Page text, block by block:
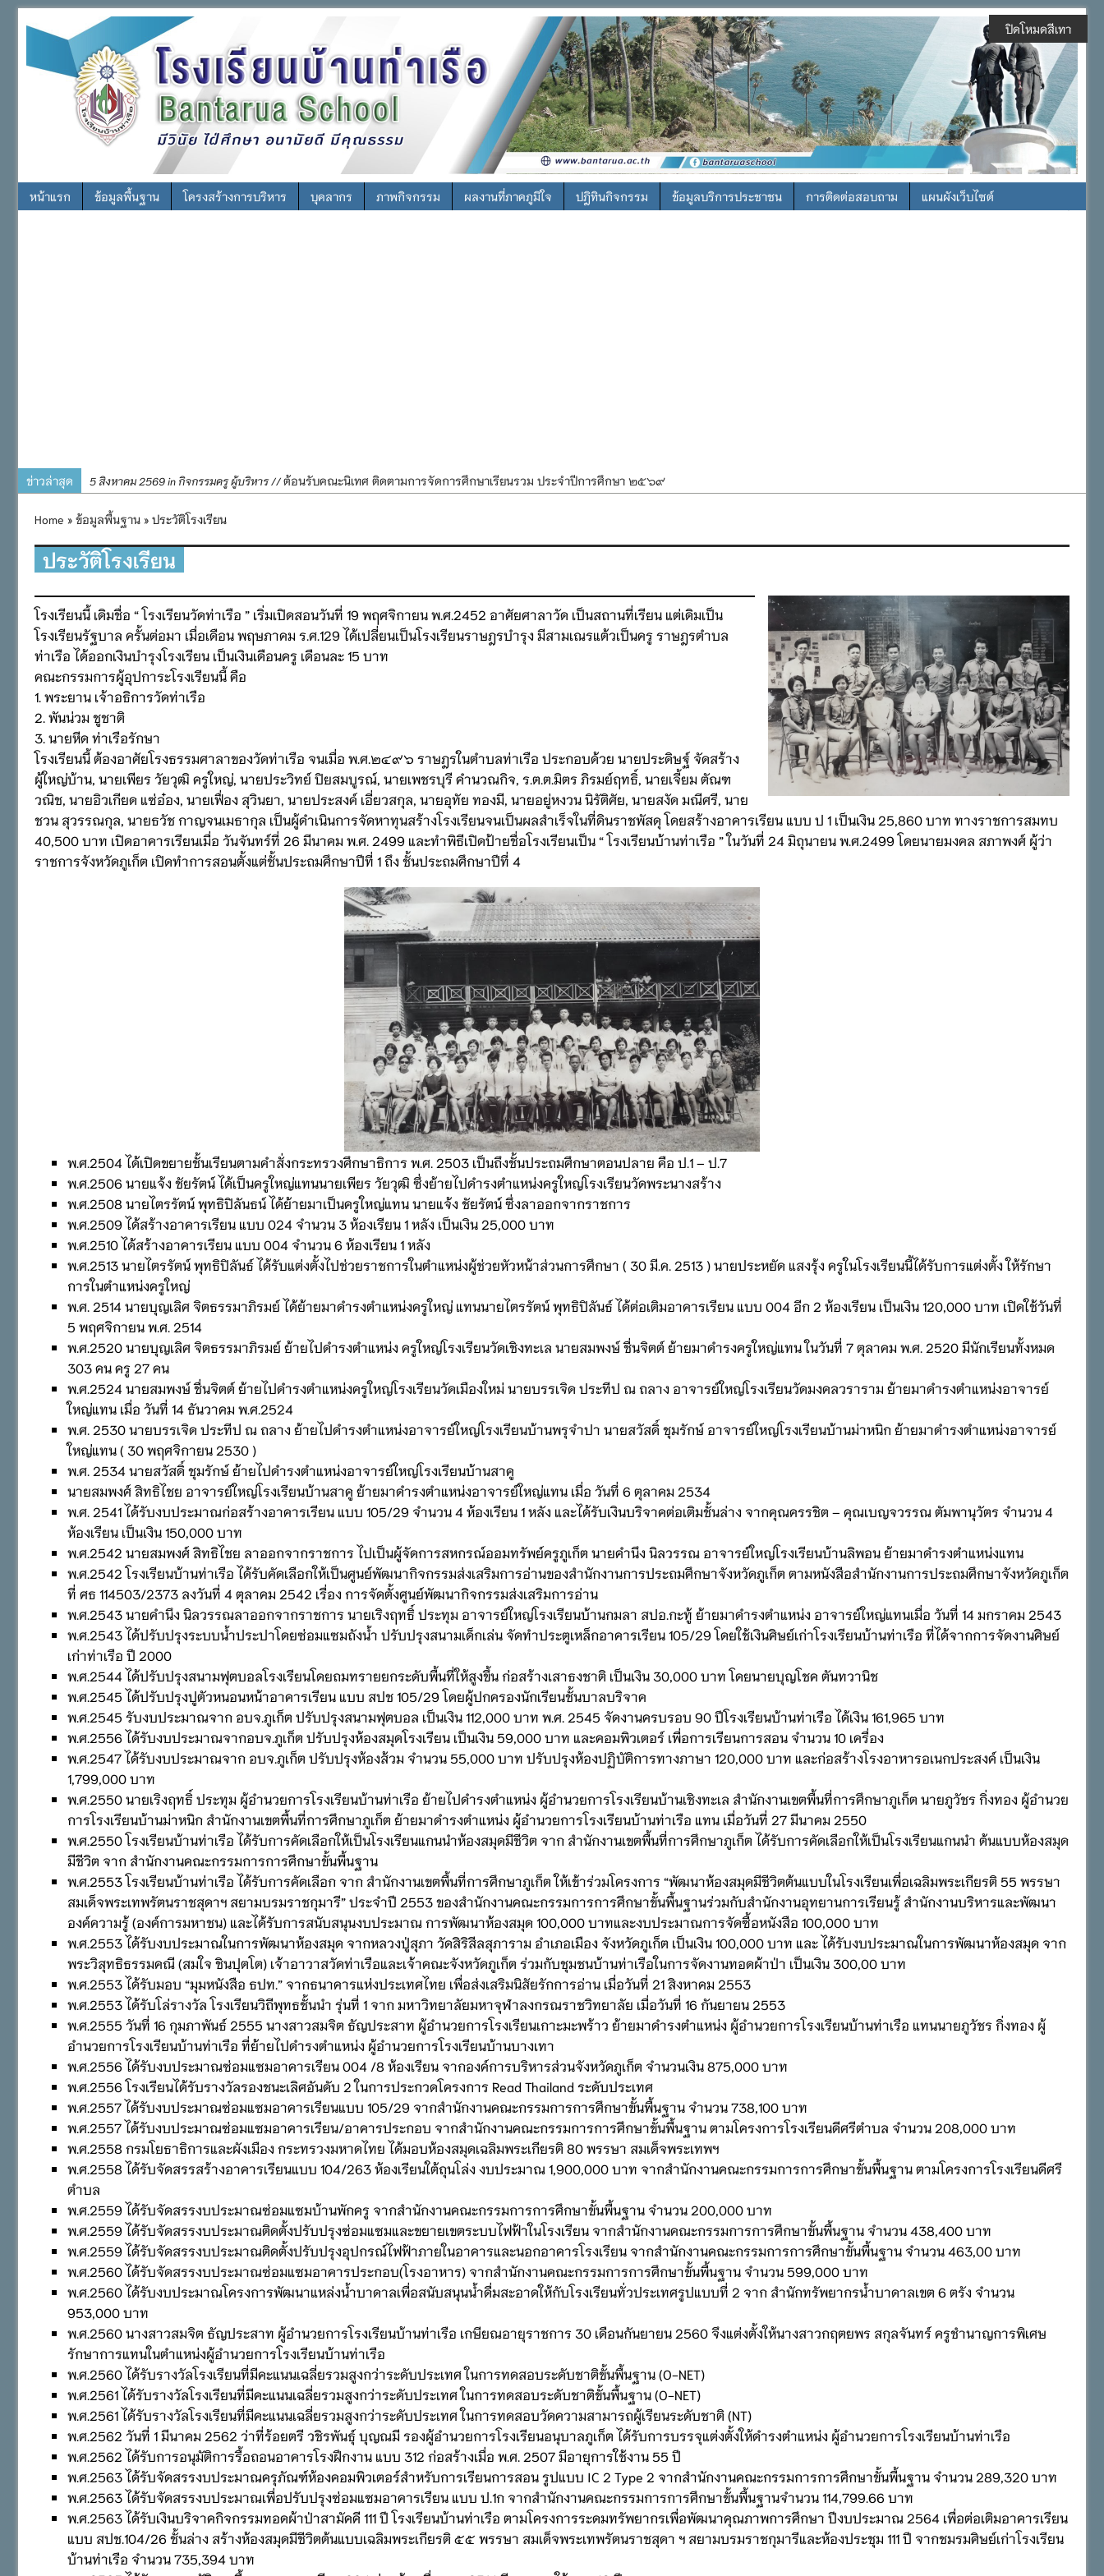
หน้าแรก ข้อมูลพื้นฐาน โครงสร้างการบริหาร บุคลากร ภาพกิจกรรม ผลงานที่ภาคภูมิใจ ปฎิทินกิจกรรม ข้อมูลบริการประชาชน การติดต่อสอบถาม แผนผังเว็บไซต์
ข่าวล่าสุด 5 สิงหาคม 2569 in กิจกรรมครู ผู้บริหาร //ต้อนรับคณะนิเทศ ติดตามการจัดการศึกษาเรียนรวม ประจำปีการศึกษา ๒๕๖๙
31 กรกฎาคม 2569 in กิจกรรมครู ผู้บริหาร //
๒๕๖๙
31 กรกฎาคม 2569 in กิจกรรมนักเรียน // กิจกรรม SAFETY FOR KIDS เสริมสร้างวินัยและความปลอดภัยในการใช้รถใช้ถนน
Home » ข้อมูลพื้นฐาน » ประวัติโรงเรียน
ประวัติโรงเรียน
โรงเรียนนี้ เดิมชื่อ “ โรงเรียนวัดท่าเรือ ” เริ่มเปิดสอนวันที่ 19 พฤศจิกายน พ.ศ.2452 อาศัยศาลาวัด เป็นสถานที่เรียน แต่เดิมเป็น
โรงเรียนรัฐบาล ครั้นต่อมา เมื่อเดือน พฤษภาคม ร.ศ.129 ได้เปลี่ยนเป็นโรงเรียนราษฎรบำรุง มีสามเณรแต้วเป็นครู ราษฎรตำบล
ท่าเรือ ได้ออกเงินบำรุงโรงเรียน เป็นเงินเดือนครู เดือนละ 15 บาท
คณะกรรมการผู้อุปการะโรงเรียนนี้ คือ
1. พระยาน เจ้าอธิการวัดท่าเรือ
2. พันน่วม ชูชาติ
3. นายหีด ท่าเรือรักษา
โรงเรียนนี้ ต้องอาศัยโรงธรรมศาลาของวัดท่าเรือ จนเมื่อ พ.ศ.๒๔๙๖ ราษฎรในตำบลท่าเรือ ประกอบด้วย นายประดิษฐ์ จัดสร้าง
ผู้ใหญ่บ้าน, นายเพียร วัยวุฒิ ครูใหญ่, นายประวิทย์ ปิยสมบูรณ์, นายเพชรบุรี คำนวณกิจ, ร.ต.ต.มิตร ภิรมย์ฤทธิ์, นายเจี้ยม ตัณฑ
วณิช, นายอิวเกียด แซ่อ๋อง, นายเฟื่อง สุวินยา, นายประสงค์ เอี่ยวสกุล, นายอุทัย ทองมี, นายอยู่หงวน นิรัติศัย, นายสงัด มณีศรี, นาย
ชวน สุวรรณกุล, นายธวัช กาญจนเมธากุล เป็นผู้ดำเนินการจัดหาทุนสร้างโรงเรียนจนเป็นผลสำเร็จในที่ดินราชพัสดุ โดยสร้างอาคารเรียน แบบ ป 1 เป็นเงิน 25,860 บาท ทางราชการสมทบ
40,500 บาท เปิดอาคารเรียนเมื่อ วันจันทร์ที่ 26 มีนาคม พ.ศ. 2499 และทำพิธีเปิดป้ายชื่อโรงเรียนเป็น “ โรงเรียนบ้านท่าเรือ ” ในวันที่ 24 มิถุนายน พ.ศ.2499 โดยนายมงคล สภาพงศ์ ผู้ว่า
ราชการจังหวัดภูเก็ต เปิดทำการสอนตั้งแต่ชั้นประถมศึกษาปีที่ 1 ถึง ชั้นประถมศึกษาปีที่ 4
พ.ศ.2504 ได้เปิดขยายชั้นเรียนตามคำสั่งกระทรวงศึกษาธิการ พ.ศ. 2503 เป็นถึงชั้นประถมศึกษาตอนปลาย คือ ป.1 – ป.7
พ.ศ.2506 นายแจ้ง ชัยรัตน์ ได้เป็นครูใหญ่แทนนายเพียร วัยวุฒิ ซึ่งย้ายไปดำรงตำแหน่งครูใหญ่โรงเรียนวัดพระนางสร้าง
พ.ศ.2508 นายไตรรัตน์ พุทธิปิลันธน์ ได้ย้ายมาเป็นครูใหญ่แทน นายแจ้ง ชัยรัตน์ ซึ่งลาออกจากราชการ
พ.ศ.2509 ได้สร้างอาคารเรียน แบบ 024 จำนวน 3 ห้องเรียน 1 หลัง เป็นเงิน 25,000 บาท
พ.ศ.2510 ได้สร้างอาคารเรียน แบบ 004 จำนวน 6 ห้องเรียน 1 หลัง
พ.ศ.2513 นายไตรรัตน์ พุทธิปิลันธ์ ได้รับแต่งตั้งไปช่วยราชการในตำแหน่งผู้ช่วยหัวหน้าส่วนการศึกษา ( 30 มี.ค. 2513 ) นายประหยัด แสงรุ้ง ครูในโรงเรียนนี้ได้รับการแต่งตั้ง ให้รักษา
การในตำแหน่งครูใหญ่
พ.ศ. 2514 นายบุญเลิศ จิตธรรมาภิรมย์ ได้ย้ายมาดำรงตำแหน่งครูใหญ่ แทนนายไตรรัตน์ พุทธิปิลันธ์ ได้ต่อเติมอาคารเรียน แบบ 004 อีก 2 ห้องเรียน เป็นเงิน 120,000 บาท เปิดใช้วันที่
5 พฤศจิกายน พ.ศ. 2514
พ.ศ.2520 นายบุญเลิศ จิตธรรมาภิรมย์ ย้ายไปดำรงตำแหน่ง ครูใหญ่โรงเรียนวัดเชิงทะเล นายสมพงษ์ ชื่นจิตต์ ย้ายมาดำรงครูใหญ่แทน ในวันที่ 7 ตุลาคม พ.ศ. 2520 มีนักเรียนทั้งหมด
303 คน ครู 27 คน
พ.ศ.2524 นายสมพงษ์ ชื่นจิตต์ ย้ายไปดำรงตำแหน่งครูใหญ่โรงเรียนวัดเมืองใหม่ นายบรรเจิด ประทีป ณ ถลาง อาจารย์ใหญ่โรงเรียนวัดมงคลวราราม ย้ายมาดำรงตำแหน่งอาจารย์
ใหญ่แทน เมื่อ วันที่ 14 ธันวาคม พ.ศ.2524
พ.ศ. 2530 นายบรรเจิด ประทีป ณ ถลาง ย้ายไปดำรงตำแหน่งอาจารย์ใหญ่โรงเรียนบ้านพรุจำปา นายสวัสดิ์ ชุมรักษ์ อาจารย์ใหญ่โรงเรียนบ้านม่าหนิก ย้ายมาดำรงตำแหน่งอาจารย์
ใหญ่แทน ( 30 พฤศจิกายน 2530 )
พ.ศ. 2534 นายสวัสดิ์ ชุมรักษ์ ย้ายไปดำรงตำแหน่งอาจารย์ใหญ่โรงเรียนบ้านสาคู
นายสมพงศ์ สิทธิไชย อาจารย์ใหญ่โรงเรียนบ้านสาคู ย้ายมาดำรงตำแหน่งอาจารย์ใหญ่แทน เมื่อ วันที่ 6 ตุลาคม 2534
พ.ศ. 2541 ได้รับงบประมาณก่อสร้างอาคารเรียน แบบ 105/29 จำนวน 4 ห้องเรียน 1 หลัง และได้รับเงินบริจาคต่อเติมชั้นล่าง จากคุณครรชิต – คุณเบญจวรรณ ตัมพานุวัตร จำนวน 4
ห้องเรียน เป็นเงิน 150,000 บาท
พ.ศ.2542 นายสมพงศ์ สิทธิไชย ลาออกจากราชการ ไปเป็นผู้จัดการสหกรณ์ออมทรัพย์ครูภูเก็ต นายคำนึง นิลวรรณ อาจารย์ใหญ่โรงเรียนบ้านลิพอน ย้ายมาดำรงตำแหน่งแทน
พ.ศ.2542 โรงเรียนบ้านท่าเรือ ได้รับคัดเลือกให้เป็นศูนย์พัฒนากิจกรรมส่งเสริมการอ่านของสำนักงานการประถมศึกษาจังหวัดภูเก็ต ตามหนังสือสำนักงานการประถมศึกษาจังหวัดภูเก็ต
ที่ ศธ 114503/2373 ลงวันที่ 4 ตุลาคม 2542 เรื่อง การจัดตั้งศูนย์พัฒนากิจกรรมส่งเสริมการอ่าน
พ.ศ.2543 นายคำนึง นิลวรรณลาออกจากราชการ นายเริงฤทธิ์ ประทุม อาจารย์ใหญ่โรงเรียนบ้านกมลา สปอ.กะทู้ ย้ายมาดำรงตำแหน่ง อาจารย์ใหญ่แทนเมื่อ วันที่ 14 มกราคม 2543
พ.ศ.2543 ได้ปรับปรุงระบบน้ำประปาโดยซ่อมแซมถังน้ำ ปรับปรุงสนามเด็กเล่น จัดทำประตูเหล็กอาคารเรียน 105/29 โดยใช้เงินศิษย์เก่าโรงเรียนบ้านท่าเรือ ที่ได้จากการจัดงานศิษย์
เก่าท่าเรือ ปี 2000
พ.ศ.2544 ได้ปรับปรุงสนามฟุตบอลโรงเรียนโดยถมทรายยกระดับพื้นที่ให้สูงขึ้น ก่อสร้างเสาธงชาติ เป็นเงิน 30,000 บาท โดยนายบุญโชค ตันทวานิช
พ.ศ.2545 ได้ปรับปรุงปูตัวหนอนหน้าอาคารเรียน แบบ สปช 105/29 โดยผู้ปกครองนักเรียนชั้นบาลบริจาค
พ.ศ.2545 รับงบประมาณจาก อบจ.ภูเก็ต ปรับปรุงสนามฟุตบอล เป็นเงิน 112,000 บาท พ.ศ. 2545 จัดงานครบรอบ 90 ปีโรงเรียนบ้านท่าเรือ ได้เงิน 161,965 บาท
พ.ศ.2556 ได้รับงบประมาณจากอบจ.ภูเก็ต ปรับปรุงห้องสมุดโรงเรียน เป็นเงิน 59,000 บาท และคอมพิวเตอร์ เพื่อการเรียนการสอน จำนวน 10 เครื่อง
พ.ศ.2547 ได้รับงบประมาณจาก อบจ.ภูเก็ต ปรับปรุงห้องส้วม จำนวน 55,000 บาท ปรับปรุงห้องปฏิบัติการทางภาษา 120,000 บาท และก่อสร้างโรงอาหารอเนกประสงค์ เป็นเงิน
1,799,000 บาท
พ.ศ.2550 นายเริงฤทธิ์ ประทุม ผู้อำนวยการโรงเรียนบ้านท่าเรือ ย้ายไปดำรงตำแหน่ง ผู้อำนวยการโรงเรียนบ้านเชิงทะเล สำนักงานเขตพื้นที่การศึกษาภูเก็ต นายภูวัชร กิ่งทอง ผู้อำนวย
การโรงเรียนบ้านม่าหนิก สำนักงานเขตพื้นที่การศึกษาภูเก็ต ย้ายมาดำรงตำแหน่ง ผู้อำนวยการโรงเรียนบ้านท่าเรือ แทน เมื่อวันที่ 27 มีนาคม 2550
พ.ศ.2550 โรงเรียนบ้านท่าเรือ ได้รับการคัดเลือกให้เป็นโรงเรียนแกนนำห้องสมุดมีชีวิต จาก สำนักงานเขตพื้นที่การศึกษาภูเก็ต ได้รับการคัดเลือกให้เป็นโรงเรียนแกนนำ ต้นแบบห้องสมุด
มีชีวิต จาก สำนักงานคณะกรรมการการศึกษาขั้นพื้นฐาน
พ.ศ.2553 โรงเรียนบ้านท่าเรือ ได้รับการคัดเลือก จาก สำนักงานเขตพื้นที่การศึกษาภูเก็ต ให้เข้าร่วมโครงการ “พัฒนาห้องสมุดมีชีวิตต้นแบบในโรงเรียนเพื่อเฉลิมพระเกียรติ 55 พรรษา
สมเด็จพระเทพรัตนราชสุดาฯ สยามบรมราชกุมารี” ประจำปี 2553 ของสำนักงานคณะกรรมการการศึกษาขั้นพื้นฐานร่วมกับสำนักงานอุทยานการเรียนรู้ สำนักงานบริหารและพัฒนา
องค์ความรู้ (องค์การมหาชน) และได้รับการสนับสนุนงบประมาณ การพัฒนาห้องสมุด 100,000 บาทและงบประมาณการจัดซื้อหนังสือ 100,000 บาท
พ.ศ.2553 ได้รับงบประมาณในการพัฒนาห้องสมุด จากหลวงปู่สุภา วัดสิริสีลสุภาราม อำเภอเมือง จังหวัดภูเก็ต เป็นเงิน 100,000 บาท และ ได้รับงบประมาณในการพัฒนาห้องสมุด จาก
พระวิสุทธิธรรมคณี (สมใจ ชินปุตโต) เจ้าอาวาสวัดท่าเรือและเจ้าคณะจังหวัดภูเก็ต ร่วมกับชุมชนบ้านท่าเรือในการจัดงานทอดผ้าป่า เป็นเงิน 300,00 บาท
พ.ศ.2553 ได้รับมอบ “มุมหนังสือ ธปท.” จากธนาคารแห่งประเทศไทย เพื่อส่งเสริมนิสัยรักการอ่าน เมื่อวันที่ 21 สิงหาคม 2553
พ.ศ.2553 ได้รับโล่รางวัล โรงเรียนวิถีพุทธชั้นนำ รุ่นที่ 1 จาก มหาวิทยาลัยมหาจุฬาลงกรณราชวิทยาลัย เมื่อวันที่ 16 กันยายน 2553
พ.ศ.2555 วันที่ 16 กุมภาพันธ์ 2555 นางสาวสมจิต ธัญประสาท ผู้อำนวยการโรงเรียนเกาะมะพร้าว ย้ายมาดำรงตำแหน่ง ผู้อำนวยการโรงเรียนบ้านท่าเรือ แทนนายภูวัชร กิ่งทอง ผู้
อำนวยการโรงเรียนบ้านท่าเรือ ที่ย้ายไปดำรงตำแหน่ง ผู้อำนวยการโรงเรียนบ้านบางเทา
พ.ศ.2556 ได้รับงบประมาณซ่อมแซมอาคารเรียน 004 /8 ห้องเรียน จากองค์การบริหารส่วนจังหวัดภูเก็ต จำนวนเงิน 875,000 บาท
พ.ศ.2556 โรงเรียนได้รับรางวัลรองชนะเลิศอันดับ 2 ในการประกวดโครงการ Read Thailand ระดับประเทศ
พ.ศ.2557 ได้รับงบประมาณซ่อมแซมอาคารเรียนแบบ 105/29 จากสำนักงานคณะกรรมการการศึกษาขั้นพื้นฐาน จำนวน 738,100 บาท
พ.ศ.2557 ได้รับงบประมาณซ่อมแซมอาคารเรียน/อาคารประกอบ จากสำนักงานคณะกรรมการการศึกษาขั้นพื้นฐาน ตามโครงการโรงเรียนดีศรีตำบล จำนวน 208,000 บาท
พ.ศ.2558 กรมโยธาธิการและผังเมือง กระทรวงมหาดไทย ได้มอบห้องสมุดเฉลิมพระเกียรติ 80 พรรษา สมเด็จพระเทพฯ
พ.ศ.2558 ได้รับจัดสรรสร้างอาคารเรียนแบบ 104/263 ห้องเรียนใต้ถุนโล่ง งบประมาณ 1,900,000 บาท จากสำนักงานคณะกรรมการการศึกษาขั้นพื้นฐาน ตามโครงการโรงเรียนดีศรี
ตำบล
พ.ศ.2559 ได้รับจัดสรรงบประมาณซ่อมแซมบ้านพักครู จากสำนักงานคณะกรรมการการศึกษาขั้นพื้นฐาน จำนวน 200,000 บาท
พ.ศ.2559 ได้รับจัดสรรงบประมาณติดตั้งปรับปรุงซ่อมแซมและขยายเขตระบบไฟฟ้าในโรงเรียน จากสำนักงานคณะกรรมการการศึกษาขั้นพื้นฐาน จำนวน 438,400 บาท
พ.ศ.2559 ได้รับจัดสรรงบประมาณติดตั้งปรับปรุงอุปกรณ์ไฟฟ้าภายในอาคารและนอกอาคารโรงเรียน จากสำนักงานคณะกรรมการการศึกษาขั้นพื้นฐาน จำนวน 463,00 บาท
พ.ศ.2560 ได้รับจัดสรรงบประมาณซ่อมแซมอาคารประกอบ(โรงอาหาร) จากสำนักงานคณะกรรมการการศึกษาขั้นพื้นฐาน จำนวน 599,000 บาท
พ.ศ.2560 ได้รับงบประมาณโครงการพัฒนาแหล่งน้ำบาดาลเพื่อสนับสนุนน้ำดื่มสะอาดให้กับโรงเรียนทั่วประเทศรูปแบบที่ 2 จาก สำนักทรัพยากรน้ำบาดาลเขต 6 ตรัง จำนวน
953,000 บาท
พ.ศ.2560 นางสาวสมจิต ธัญประสาท ผู้อำนวยการโรงเรียนบ้านท่าเรือ เกษียณอายุราชการ 30 เดือนกันยายน 2560 จึงแต่งตั้งให้นางสาวกฤตยพร สกุลจันทร์ ครูชำนาญการพิเศษ
รักษาการแทนในตำแหน่งผู้อำนวยการโรงเรียนบ้านท่าเรือ
พ.ศ.2560 ได้รับรางวัลโรงเรียนที่มีคะแนนเฉลี่ยรวมสูงกว่าระดับประเทศ ในการทดสอบระดับชาติขั้นพื้นฐาน (O-NET)
พ.ศ.2561 ได้รับรางวัลโรงเรียนที่มีคะแนนเฉลี่ยรวมสูงกว่าระดับประเทศ ในการทดสอบระดับชาติขั้นพื้นฐาน (O-NET)
พ.ศ.2561 ได้รับรางวัลโรงเรียนที่มีคะแนนเฉลี่ยรวมสูงกว่าระดับประเทศ ในการทดสอบวัดความสามารถผู้เรียนระดับชาติ (NT)
พ.ศ.2562 วันที่ 1 มีนาคม 2562 ว่าที่ร้อยตรี วชิรพันธุ์ บุญณมี รองผู้อำนวยการโรงเรียนอนุบาลภูเก็ต ได้รับการบรรจุแต่งตั้งให้ดำรงตำแหน่ง ผู้อำนวยการโรงเรียนบ้านท่าเรือ
พ.ศ.2562 ได้รับการอนุมัติการรื้อถอนอาคารโรงฝึกงาน แบบ 312 ก่อสร้างเมื่อ พ.ศ. 2507 มีอายุการใช้งาน 55 ปี
พ.ศ.2563 ได้รับจัดสรรงบประมาณครุภัณฑ์ห้องคอมพิวเตอร์สำหรับการเรียนการสอน รูปแบบ IC 2 Type 2 จากสำนักงานคณะกรรมการการศึกษาขั้นพื้นฐาน จำนวน 289,320 บาท
พ.ศ.2563 ได้รับจัดสรรงบประมาณเพื่อปรับปรุงซ่อมแซมอาคารเรียน แบบ ป.1ก จากสำนักงานคณะกรรมการการศึกษาขั้นพื้นฐานจำนวน 114,799.66 บาท
พ.ศ.2563 ได้รับเงินบริจาคกิจกรรมทอดผ้าป่าสามัคคี 111 ปี โรงเรียนบ้านท่าเรือ ตามโครงการระดมทรัพยากรเพื่อพัฒนาคุณภาพการศึกษา ปีงบประมาณ 2564 เพื่อต่อเติมอาคารเรียน
แบบ สปช.104/26 ชั้นล่าง สร้างห้องสมุดมีชีวิตต้นแบบเฉลิมพระเกียรติ ๕๕ พรรษา สมเด็จพระเทพรัตนราชสุดา ฯ สยามบรมราชกุมารีและห้องประชุม 111 ปี จากชมรมศิษย์เก่าโรงเรียน
บ้านท่าเรือ จำนวน 735,394 บาท
ปิดโหมดสีเทา